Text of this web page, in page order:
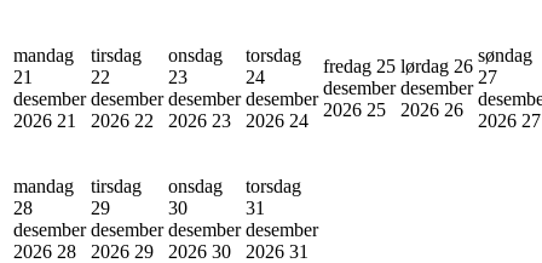
mandag
21
desember
2026 21
tirsdag
22
desember
2026 22
onsdag
23
desember
2026 23
torsdag
24
desember
2026 24
fredag 25
desember
2026 25
lørdag 26
desember
2026 26
søndag
27
2026 27
mandag
28
desember
2026 28
tirsdag
29
desember
2026 29
onsdag
30
desember
2026 30
torsdag
31
desember
2026 31